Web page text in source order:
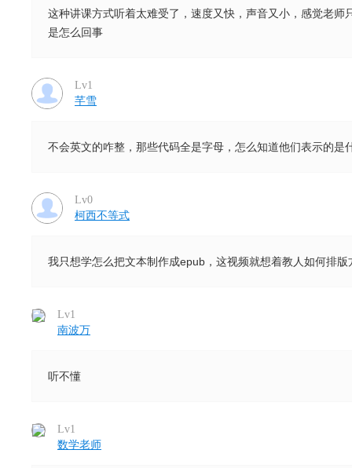
这种讲课方式听着太难受了，速度又快，声音又小，感觉老
是怎么回事
Lv1
芊雪
不会英文的咋整，那些代码全是字母，怎么知道他们表示的是
Lv0
柯西不等式
我只想学怎么把文本制作成epub，这视频就想着教人如何排
Lv1
南波万
听不懂
Lv1
数学老师